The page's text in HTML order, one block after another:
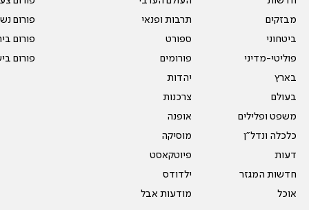
מבזקים
ביטחוני
פוליטי-מדיני
בארץ
בעולם
משפט ופלילים
כלכלה ונדל"ן
דעות
חדשות המגזר
אוכל
תרבות ופנאי
ספורט
פורומים
יהדות
צרכנות
אופנה
מוסיקה
פיוטקאסט
ילדודס
מודעות אבל
פורום
פורום
פורום